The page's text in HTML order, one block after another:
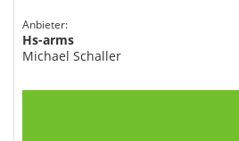
Anbieter:
Hs-arms
Michael Schaller